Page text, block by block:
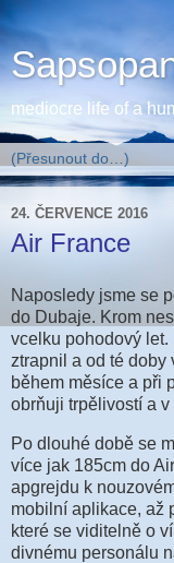
mediocre life of a
24. ČERVENCE 2016
Air France
Naposledy jsme se
do Dubaje. Krom
vcelku pohodový
ztrapnil a od té doby
během měsíce a při
obrňuji trpělivostí a
Po dlouhé době se
více jak 185cm do
apgrejdu k
mobilní aplikace, až
které se viditelně o
divnému personálu